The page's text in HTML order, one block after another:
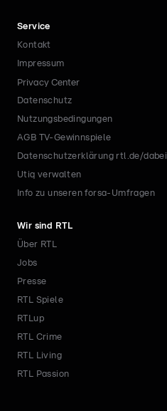
Service
Kontakt
Impressum
Privacy Center
Datenschutz
Nutzungsbedingungen
AGB TV-Gewinnspiele
Datenschutzerklärung rtl.de/dabei
Utiq verwalten
Info zu unseren forsa-Umfragen
Wir sind RTL
Über RTL
Jobs
Presse
RTL Spiele
RTLup
RTL Crime
RTL Living
RTL Passion